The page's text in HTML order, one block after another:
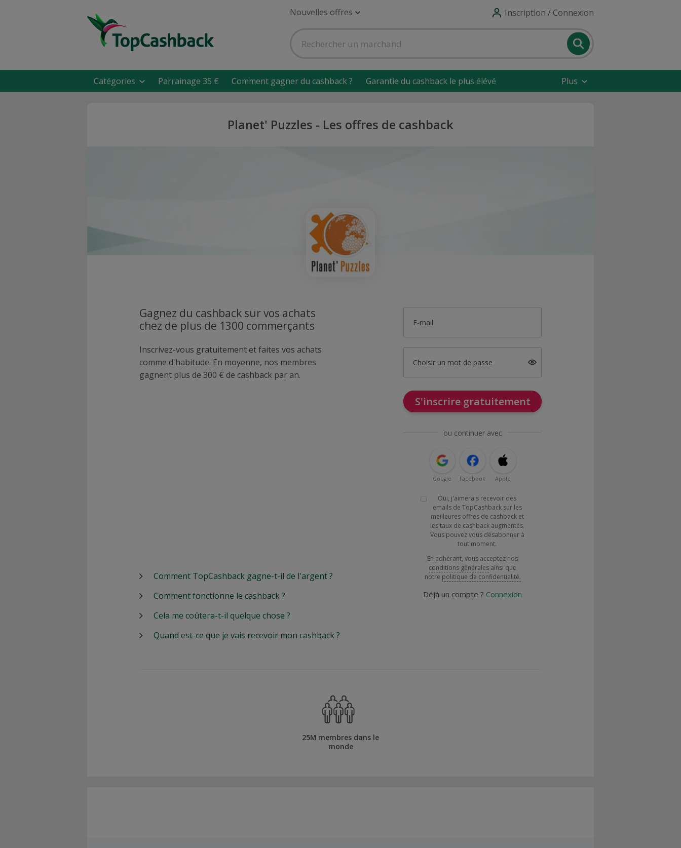
Nouvelles offres Inscription / Connexion
Catégories Parrainage 35 € Comment gagner du cashback ? Garantie du cashback le plus élévé Plus
Planet' Puzzles - Les offres de cashback
Gagnez du cashback sur vos achats
chez de plus de 1300 commerçants
Inscrivez-vous gratuitement et faites vos achats
comme d'habitude. En moyenne, nos membres
gagnent plus de 300 € de cashback par an.
E-mail
Choisir un mot de passe
S'inscrire gratuitement
ou continuer avec
Google Facebook Apple
Oui, j'aimerais recevoir des
emails de TopCashback sur les
meilleures offres de cashback et
les taux de cashback augmentés.
Vous pouvez vous désabonner à
tout moment.
En adhérant, vous acceptez nos
conditions générales ainsi que
notre politique de confidentialité.
Déjà un compte ? Connexion
Comment TopCashback gagne-t-il de l'argent ?
Comment fonctionne le cashback ?
Cela me coûtera-t-il quelque chose ?
Quand est-ce que je vais recevoir mon cashback ?
25M membres dans le
monde